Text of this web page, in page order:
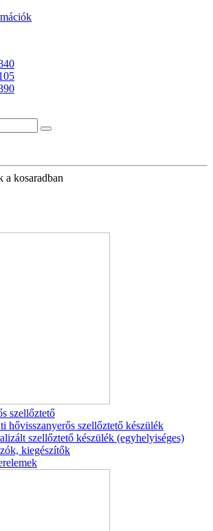
a kosaradban
szellőztető
hővisszanyerős szellőztető készülék
szellőztető készülék (egyhelyiséges)
kiegészítők